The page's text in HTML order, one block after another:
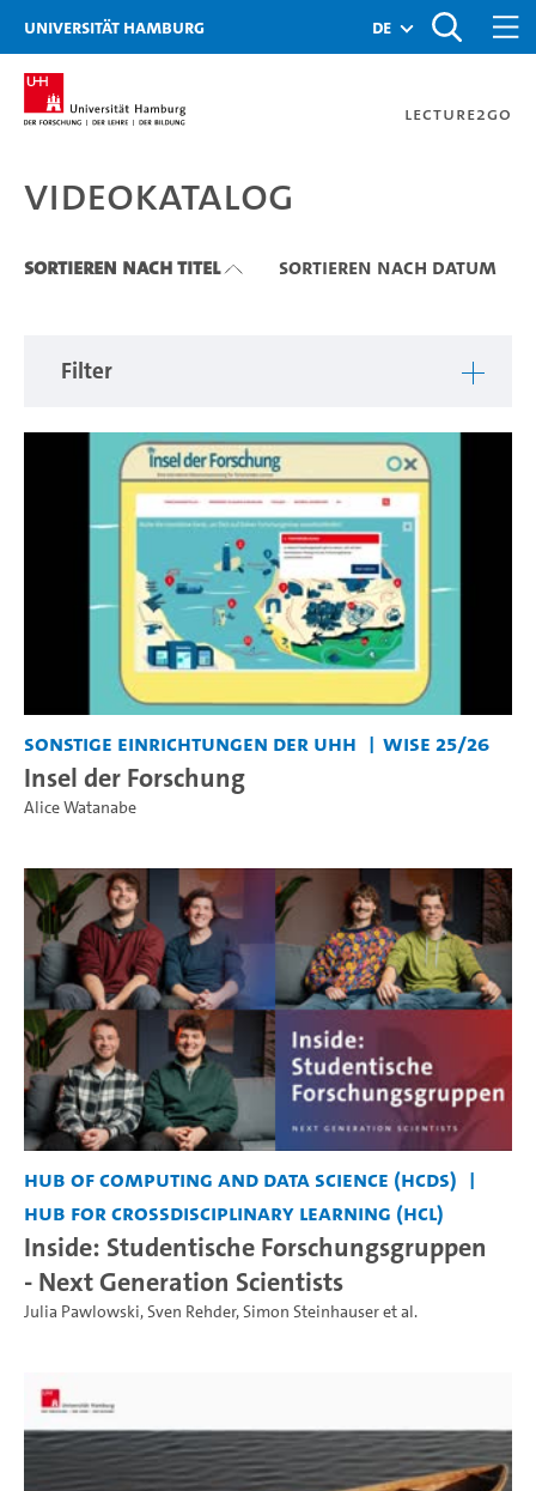
Zu den Filtern
Zur Metanavigation
Zur Hauptnavigation
Zur Suche
Zum Inhalt
Zum Seitenfuss
Universität Hamburg de
Lecture2Go
Videokatalog
Videokatalog
Sortieren nach Titel Sortieren nach Datum
Filter
Sonstige Einrichtungen der UHH WiSe 25/26
Insel der Forschung
Alice Watanabe
Hub of Computing and Data Science (HCDS)
Hub for Crossdisciplinary Learning (HCL)
Inside: Studentische Forschungsgruppen
- Next Generation Scientists
Julia Pawlowski,Sven Rehder,Simon Steinhauseret al.